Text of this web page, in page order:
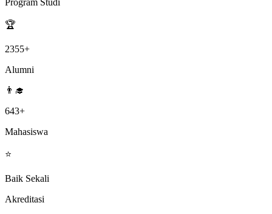
Program Studi
🏆
2355+
Alumni
👨‍🎓
643+
Mahasiswa
⭐
Baik Sekali
Akreditasi